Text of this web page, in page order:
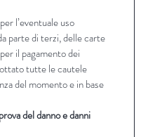
l’eventuale uso
parte di terzi, delle carte
il pagamento dei
tutte le cautele
del momento e in base
del danno e danni